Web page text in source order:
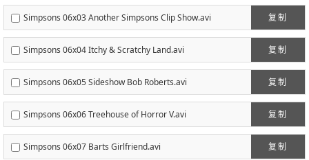
复制
Simpsons 06x03 Another Simpsons Clip Show.avi
复制
Simpsons 06x04 Itchy & Scratchy Land.avi
复制
Simpsons 06x05 Sideshow Bob Roberts.avi
复制
Simpsons 06x06 Treehouse of Horror V.avi
复制
Simpsons 06x07 Barts Girlfriend.avi